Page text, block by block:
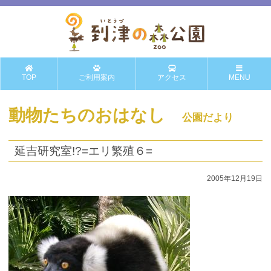
TOP ご利用案内 アクセス MENU
動物たちのおはなし 公園だより
延吉研究室!?=エリ繁殖６=
2005年12月19日